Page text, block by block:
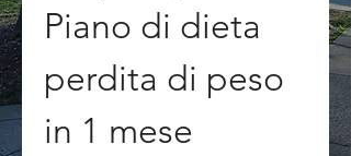
Piano di dieta
perdita di peso
in 1 mese